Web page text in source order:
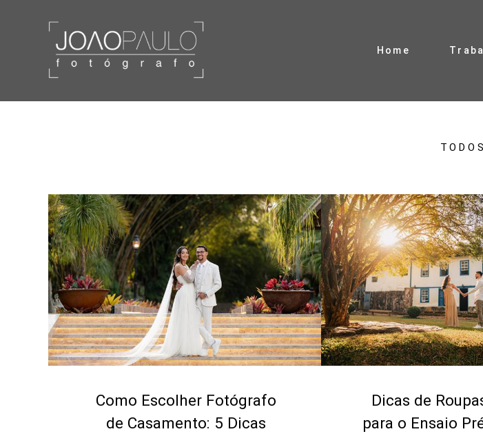
Home
TODOS
Como Escolher Fotógrafo
de Casamento: 5 Dicas
Dicas de
para o Ensaio